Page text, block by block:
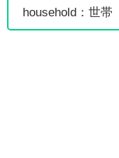
household：世帯